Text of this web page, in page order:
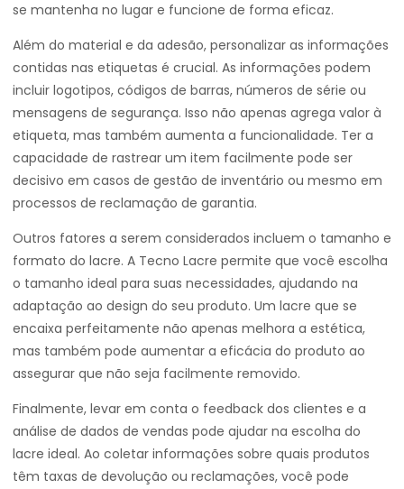
se mantenha no lugar e funcione de forma eficaz.
Além do material e da adesão, personalizar as informações
contidas nas etiquetas é crucial. As informações podem
incluir logotipos, códigos de barras, números de série ou
mensagens de segurança. Isso não apenas agrega valor à
etiqueta, mas também aumenta a funcionalidade. Ter a
capacidade de rastrear um item facilmente pode ser
decisivo em casos de gestão de inventário ou mesmo em
processos de reclamação de garantia.
Outros fatores a serem considerados incluem o tamanho e
formato do lacre. A Tecno Lacre permite que você escolha
o tamanho ideal para suas necessidades, ajudando na
adaptação ao design do seu produto. Um lacre que se
encaixa perfeitamente não apenas melhora a estética,
mas também pode aumentar a eficácia do produto ao
assegurar que não seja facilmente removido.
Finalmente, levar em conta o feedback dos clientes e a
análise de dados de vendas pode ajudar na escolha do
lacre ideal. Ao coletar informações sobre quais produtos
têm taxas de devolução ou reclamações, você pode